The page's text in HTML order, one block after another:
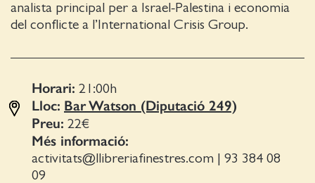
analista principal per a Israel-Palestina i economia
del conflicte a l’International Crisis Group.
Horari: 21:00 h
Lloc: Bar Watson (Diputació 249)
Preu: 22€
Més informació:
activitats@llibreriafinestres.com
93 384 08
09